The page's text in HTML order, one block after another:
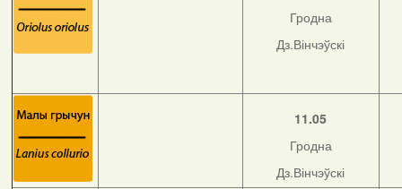
Гродна
Дз.Вінчэўскі
11.05
Гродна
Дз.Вінчэўскі